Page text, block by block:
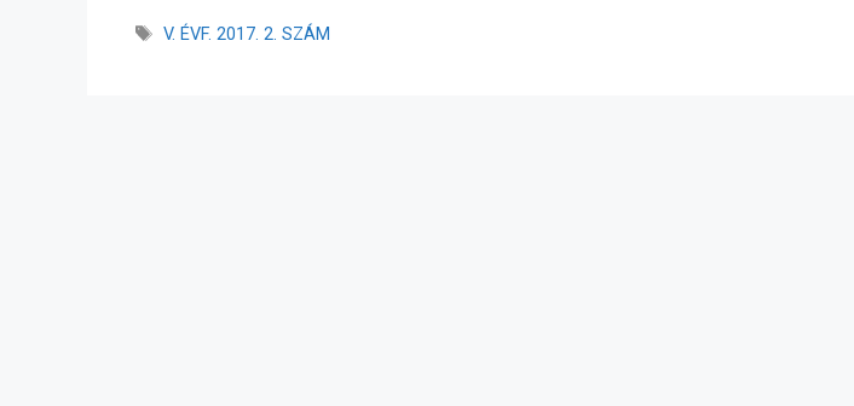
V. ÉVF. 2017. 2. SZÁM